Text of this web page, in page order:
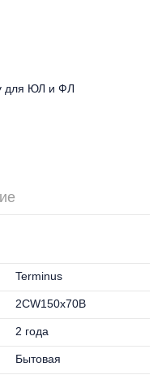
для ЮЛ и ФЛ
Terminus
2CW150х70B
2 года
Бытовая